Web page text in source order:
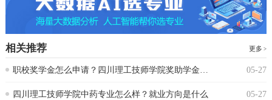
相关推荐 更多
‌职校奖学金怎么申请？四川理工技师学院奖助学金政策 05-27
‌四川理工技师学院中药专业怎么样？就业方向是什么 05-27